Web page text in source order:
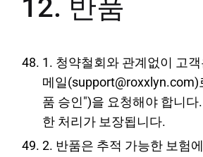
12. 반품
1. 청약철회와 관계없이 고
메일(support@roxxlyn.com)
품 승인")을 요청해야 합니다
한 처리가 보장됩니다.
2. 반품은 추적 가능한 보험